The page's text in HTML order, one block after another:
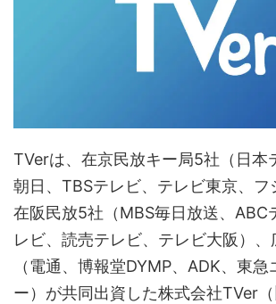
TVerは、在京民放キー局5社（日本
朝日、TBSテレビ、テレビ東京、フ
在阪民放5社（MBS毎日放送、ABC
レビ、読売テレビ、テレビ大阪）
（電通、博報堂DYMP、ADK、東
ー）が共同出資した株式会社TVer